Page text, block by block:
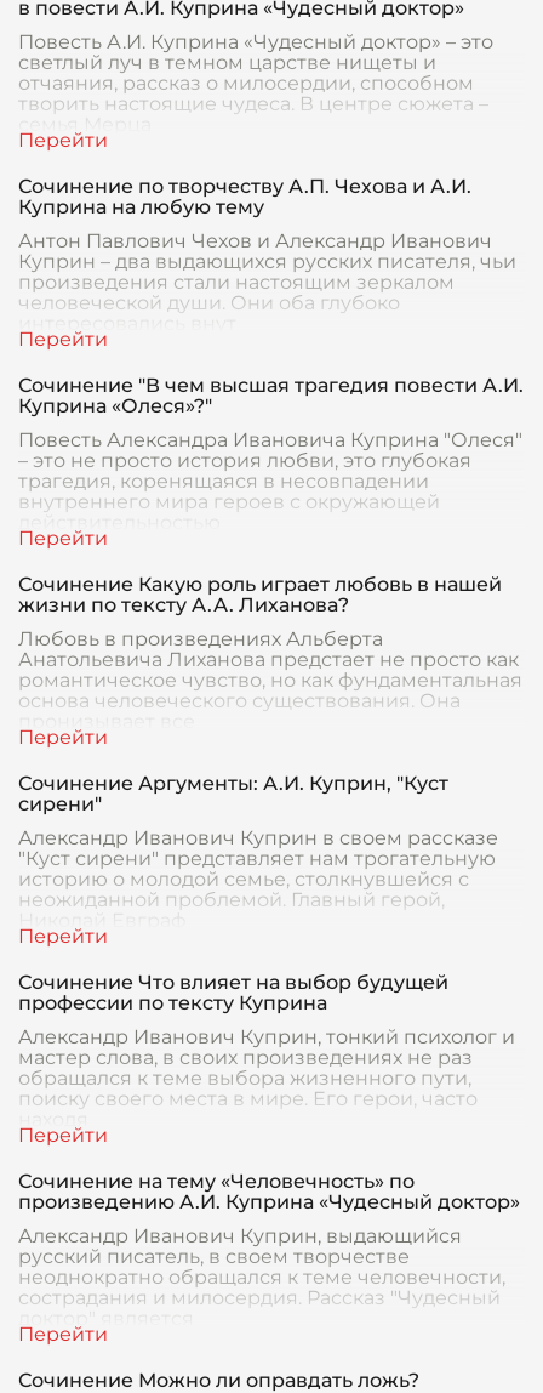
в повести А.И. Куприна «Чудесный доктор»
Повесть А.И. Куприна «Чудесный доктор» – это
светлый луч в темном царстве нищеты и
отчаяния, рассказ о милосердии, способном
творить настоящие чудеса. В центре сюжета –
семья Мерца
Сочинение по творчеству А.П. Чехова и А.И.
Куприна на любую тему
Антон Павлович Чехов и Александр Иванович
Куприн – два выдающихся русских писателя, чьи
произведения стали настоящим зеркалом
человеческой души. Они оба глубоко
Сочинение "В чем высшая трагедия повести А.И.
Куприна «Олеся»?"
Повесть Александра Ивановича Куприна "Олеся"
– это не просто история любви, это глубокая
трагедия, коренящаяся в несовпадении
внутреннего мира героев с окружающей
Сочинение Какую роль играет любовь в нашей
жизни по тексту А.А. Лиханова?
Любовь в произведениях Альберта
Анатольевича Лиханова предстает не просто как
романтическое чувство, но как фундаментальная
основа человеческого существования. Она
Сочинение Аргументы: А.И. Куприн, "Куст
сирени"
Александр Иванович Куприн в своем рассказе
"Куст сирени" представляет нам трогательную
историю о молодой семье, столкнувшейся с
неожиданной проблемой. Главный герой,
Николай Евграф
Сочинение Что влияет на выбор будущей
профессии по тексту Куприна
Александр Иванович Куприн, тонкий психолог и
мастер слова, в своих произведениях не раз
обращался к теме выбора жизненного пути,
поиску своего места в мире. Его герои, часто
Сочинение на тему «Человечность» по
произведению А.И. Куприна «Чудесный доктор»
Александр Иванович Куприн, выдающийся
русский писатель, в своем творчестве
неоднократно обращался к теме человечности,
сострадания и милосердия. Рассказ "Чудесный
Сочинение Можно ли оправдать ложь?